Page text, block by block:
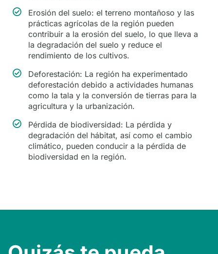
Erosión del suelo: el terreno montañoso y las
prácticas agrícolas de la región pueden
contribuir a la erosión del suelo, lo que lleva a
la degradación del suelo y reduce el
rendimiento de los cultivos.
Deforestación: La región ha experimentado
deforestación debido a actividades humanas
como la tala y la conversión de tierras para la
agricultura y la urbanización.
Pérdida de biodiversidad: La pérdida y
degradación del hábitat, así como el cambio
climático, pueden conducir a la pérdida de
biodiversidad en la región.